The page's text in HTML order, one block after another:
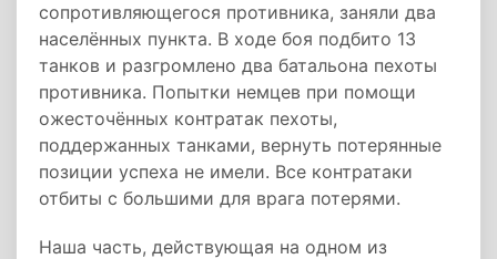
сопротивляющегося противника, заняли два
населённых пункта. В ходе боя подбито 13
танков и разгромлено два батальона пехоты
противника. Попытки немцев при помощи
ожесточённых контратак пехоты,
поддержанных танками, вернуть потерянные
позиции успеха не имели. Все контратаки
отбиты с большими для врага потерями.
Наша часть, действующая на одном из